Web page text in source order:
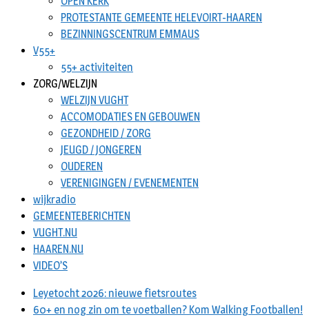
PROTESTANTE GEMEENTE HELEVOIRT-HAAREN
BEZINNINGSCENTRUM EMMAUS
V55+
55+ activiteiten
ZORG/WELZIJN
WELZIJN VUGHT
ACCOMODATIES EN GEBOUWEN
GEZONDHEID / ZORG
JEUGD / JONGEREN
OUDEREN
VERENIGINGEN / EVENEMENTEN
wijkradio
GEMEENTEBERICHTEN
VUGHT.NU
HAAREN.NU
VIDEO’S
Leyetocht 2026: nieuwe fietsroutes
60+ en nog zin om te voetballen? Kom Walking Footballen!